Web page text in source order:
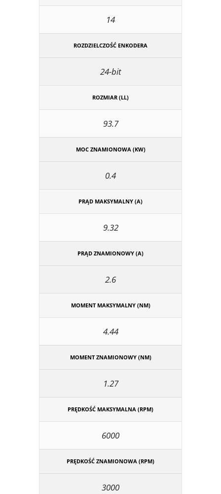
14
ROZDZIELCZOŚĆ ENKODERA
24-bit
ROZMIAR (LL)
93.7
MOC ZNAMIONOWA (KW)
0.4
PRĄD MAKSYMALNY (A)
9.32
PRĄD ZNAMIONOWY (A)
2.6
MOMENT MAKSYMALNY (NM)
4.44
MOMENT ZNAMIONOWY (NM)
1.27
PRĘDKOŚĆ MAKSYMALNA (RPM)
6000
PRĘDKOŚĆ ZNAMIONOWA (RPM)
3000